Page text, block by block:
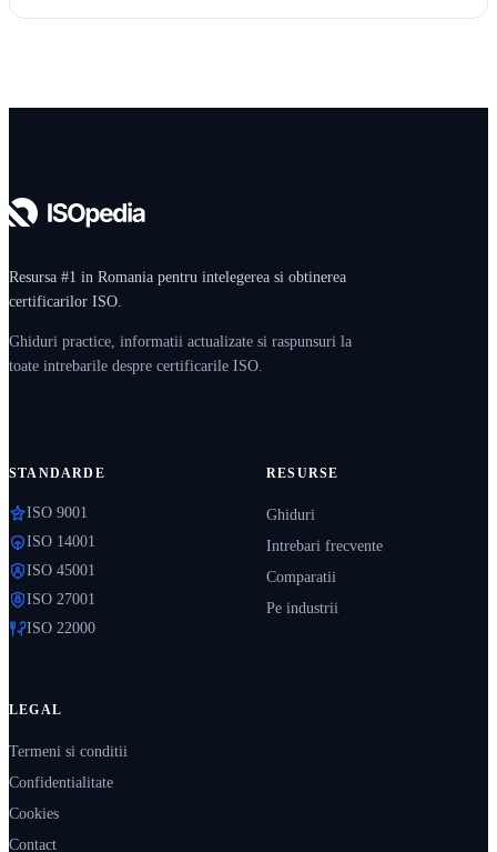
Resursa #1 in Romania pentru intelegerea si obtinerea
certificarilor ISO.
Ghiduri practice, informatii actualizate si raspunsuri la
toate intrebarile despre certificarile ISO.
STANDARDE
ISO 9001
ISO 14001
ISO 45001
ISO 27001
ISO 22000
RESURSE
Ghiduri
Intrebari frecvente
Comparatii
Pe industrii
LEGAL
Termeni si conditii
Confidentialitate
Cookies
Contact